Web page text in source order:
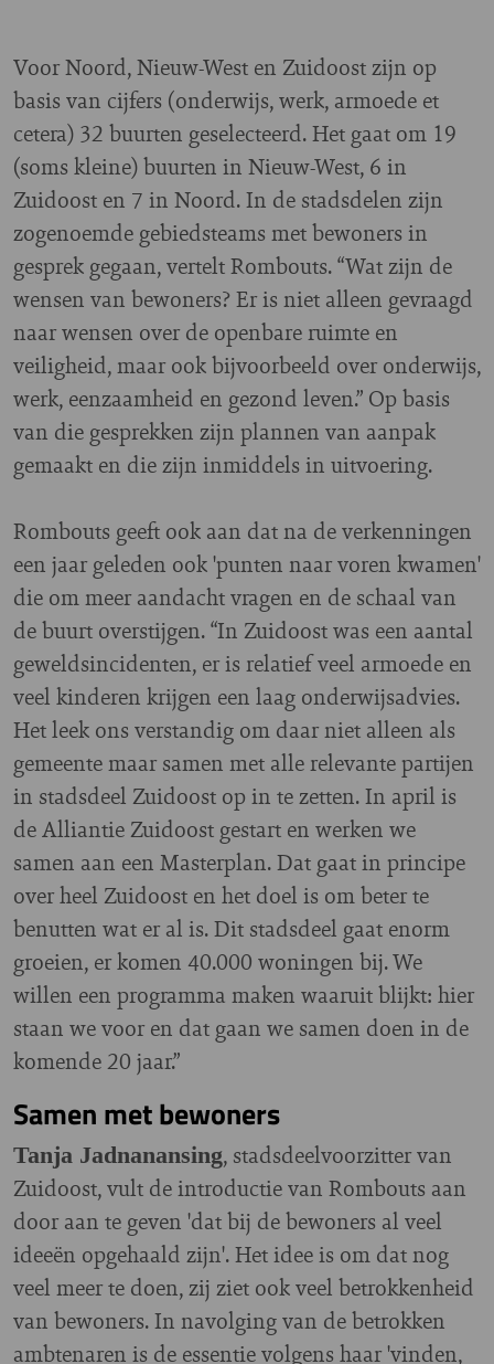
Voor Noord, Nieuw-West en Zuidoost zijn op
basis van cijfers (onderwijs, werk, armoede et
cetera) 32 buurten geselecteerd. Het gaat om 19
(soms kleine) buurten in Nieuw-West, 6 in
Zuidoost en 7 in Noord. In de stadsdelen zijn
zogenoemde gebiedsteams met bewoners in
gesprek gegaan, vertelt Rombouts. “Wat zijn de
wensen van bewoners? Er is niet alleen gevraagd
naar wensen over de openbare ruimte en
veiligheid, maar ook bijvoorbeeld over onderwijs,
werk, eenzaamheid en gezond leven.” Op basis
van die gesprekken zijn plannen van aanpak
gemaakt en die zijn inmiddels in uitvoering.
Rombouts geeft ook aan dat na de verkenningen
een jaar geleden ook 'punten naar voren kwamen'
die om meer aandacht vragen en de schaal van
de buurt overstijgen. “In Zuidoost was een aantal
geweldsincidenten, er is relatief veel armoede en
veel kinderen krijgen een laag onderwijsadvies.
Het leek ons verstandig om daar niet alleen als
gemeente maar samen met alle relevante partijen
in stadsdeel Zuidoost op in te zetten. In april is
de Alliantie Zuidoost gestart en werken we
samen aan een Masterplan. Dat gaat in principe
over heel Zuidoost en het doel is om beter te
benutten wat er al is. Dit stadsdeel gaat enorm
groeien, er komen 40.000 woningen bij. We
willen een programma maken waaruit blijkt: hier
staan we voor en dat gaan we samen doen in de
komende 20 jaar.”
Samen met bewoners
Tanja Jadnanansing, stadsdeelvoorzitter van
Zuidoost, vult de introductie van Rombouts aan
door aan te geven 'dat bij de bewoners al veel
ideeën opgehaald zijn'. Het idee is om dat nog
veel meer te doen, zij ziet ook veel betrokkenheid
van bewoners. In navolging van de betrokken
ambtenaren is de essentie volgens haar 'vinden,